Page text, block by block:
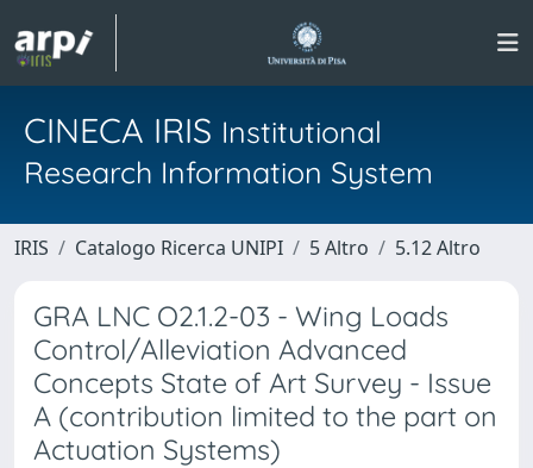
CINECA IRIS Institutional
Research Information System
IRIS Catalogo Ricerca UNIPI 5 Altro 5.12 Altro
GRA LNC O2.1.2-03 - Wing Loads
Control/Alleviation Advanced
Concepts State of Art Survey - Issue
A (contribution limited to the part on
Actuation Systems)